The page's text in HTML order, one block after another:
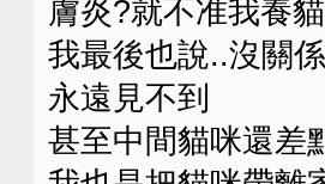
膚炎?就不准我養
我最後也說..沒關
永遠見不到
甚至中間貓咪還差